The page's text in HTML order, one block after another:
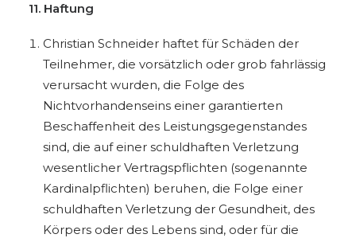
11. Haftung
Christian Schneider haftet für Schäden der
Teilnehmer, die vorsätzlich oder grob fahrlässig
verursacht wurden, die Folge des
Nichtvorhandenseins einer garantierten
Beschaffenheit des Leistungsgegenstandes
sind, die auf einer schuldhaften Verletzung
wesentlicher Vertragspflichten (sogenannte
Kardinalpflichten) beruhen, die Folge einer
schuldhaften Verletzung der Gesundheit, des
Körpers oder des Lebens sind, oder für die